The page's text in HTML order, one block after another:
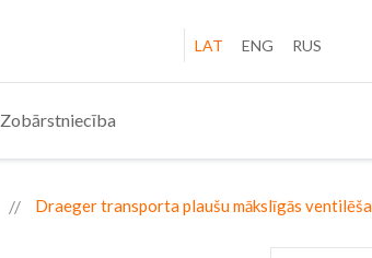
LAT ENG RUS
Zobārstniecība
Draeger transporta plaušu mākslīgās